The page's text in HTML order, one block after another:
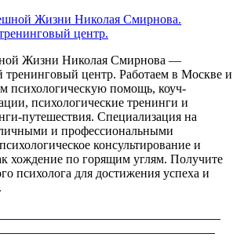
Жизни Николая Смирнова —
тренинговый центр. Работаем в Москве и
психологическую помощь, коуч-
психологические тренинги и
путешествия. Специализация на
личными и профессиональными
консультирование и
хождение по горящим углям. Получите
психолога для достижения успеха и